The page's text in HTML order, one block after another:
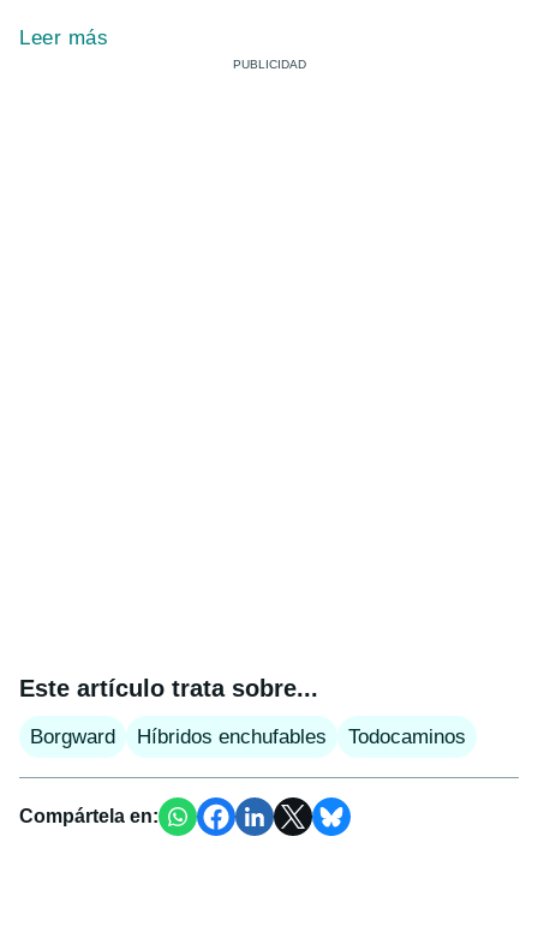
Leer más
Este artículo trata sobre...
Borgward Híbridos enchufables Todocaminos
Compártela en: